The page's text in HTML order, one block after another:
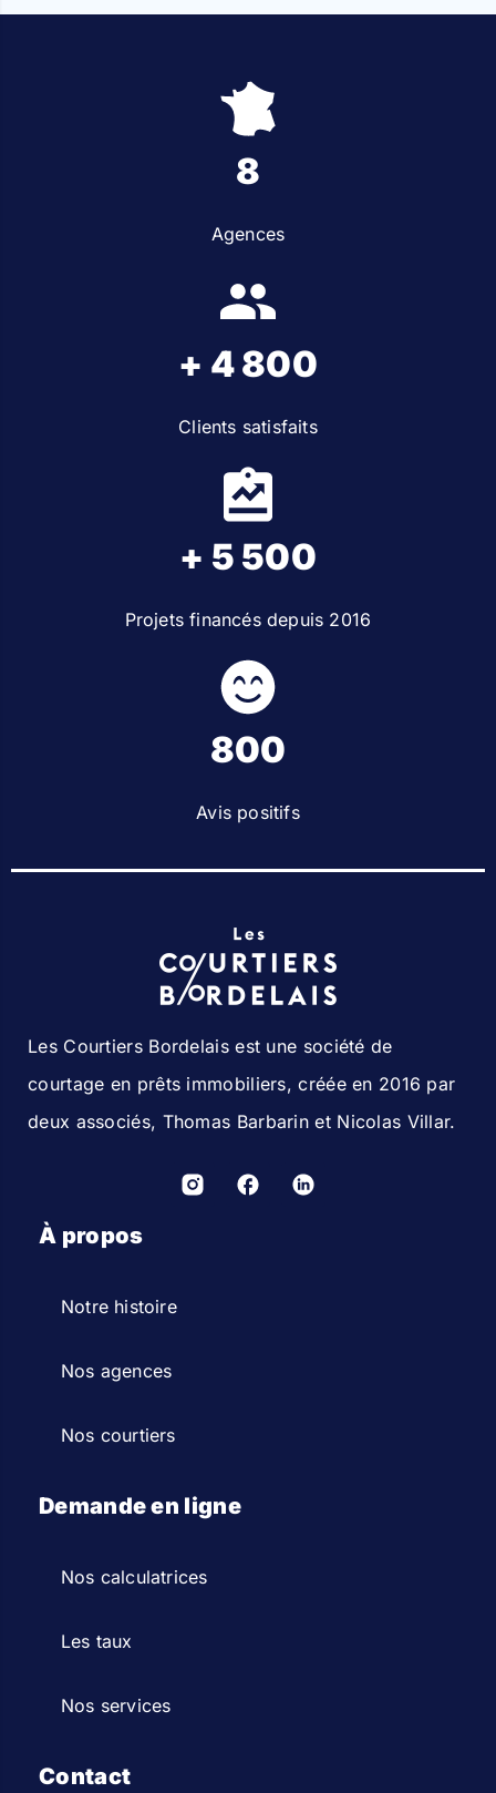
8
Agences
+ 4 800
Clients satisfaits
+ 5 500
Projets financés depuis 2016
800
Avis positifs
Les Courtiers Bordelais est une société de
courtage en prêts immobiliers, créée en 2016 par
deux associés, Thomas Barbarin et Nicolas Villar.
À propos
Notre histoire
Nos agences
Nos courtiers
Demande en ligne
Nos calculatrices
Les taux
Nos services
Contact